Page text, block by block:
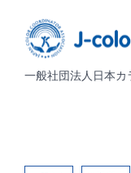
一般社団法人日本カ